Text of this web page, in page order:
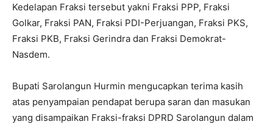
Kedelapan Fraksi tersebut yakni Fraksi PPP, Fraksi
Golkar, Fraksi PAN, Fraksi PDI-Perjuangan, Fraksi PKS,
Fraksi PKB, Fraksi Gerindra dan Fraksi Demokrat-
Nasdem.
Bupati Sarolangun Hurmin mengucapkan terima kasih
atas penyampaian pendapat berupa saran dan masukan
yang disampaikan Fraksi-fraksi DPRD Sarolangun dalam